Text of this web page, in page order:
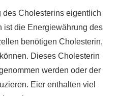
Cholesterins eigentlich
ist die Energiewährung des
benötigen Cholesterin,
Dieses Cholesterin
werden oder der
Eier enthalten viel